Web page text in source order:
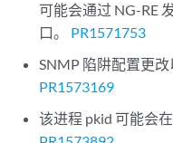
可能会通过 NG-RE
口。 PR1571753
SNMP 陷阱配置更改
PR1573169
该进程 pkid 可能会